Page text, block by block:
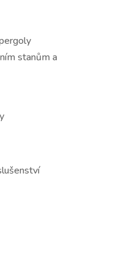
stanům a